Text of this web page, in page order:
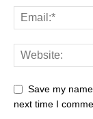
Save my
next time I